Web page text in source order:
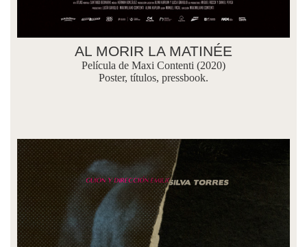
AL MORIR LA MATINÉE
Película de Maxi Contenti (2020)
Poster, títulos, pressbook.